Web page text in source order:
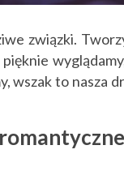
związki.
wszak to nasza